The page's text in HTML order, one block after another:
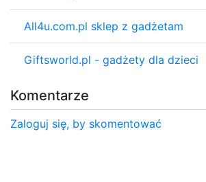
All4u.com.pl sklep z gadżetam
Giftsworld.pl - gadżety dla dzieci
Komentarze
Zaloguj się, by skomentować